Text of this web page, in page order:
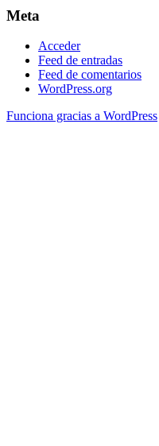
Meta
Acceder
Feed de entradas
Feed de comentarios
WordPress.org
Funciona gracias a WordPress